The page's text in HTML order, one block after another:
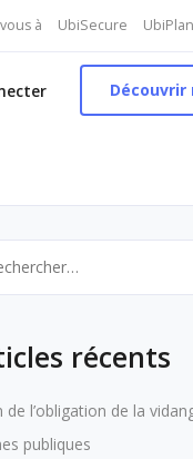
à UbiSecure
Découvrir
récents
de l’obligation de la
publiques